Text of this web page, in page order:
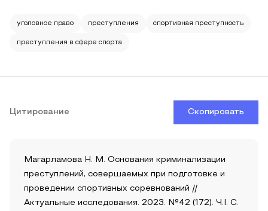
уголовное право преступления спортивная преступность
преступления в сфере спорта
Цитирование Скопировать
Магарламова Н. М. Основания криминализации
преступлений, совершаемых при подготовке и
проведении спортивных соревнований //
Актуальные исследования. 2023. №42 (172). Ч.I. С.